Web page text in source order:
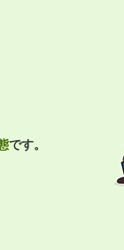
です。